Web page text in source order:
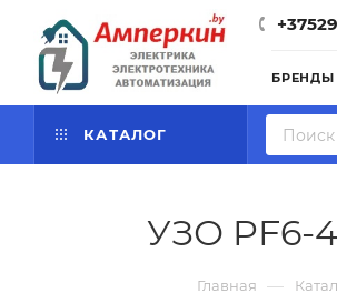
БРЕНДЫ
КАТАЛОГ
УЗО PF6-
Главная —